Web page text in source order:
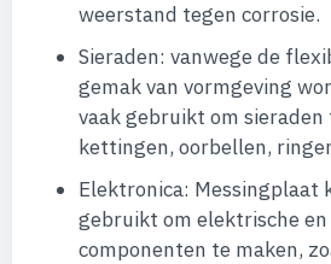
weerstand tegen corrosie.
Sieraden: vanwege de
gemak van vormgeving
vaak gebruikt om sieraden
kettingen, oorbellen,
Elektronica: Messingplaat
gebruikt om elektrische
componenten te maken,